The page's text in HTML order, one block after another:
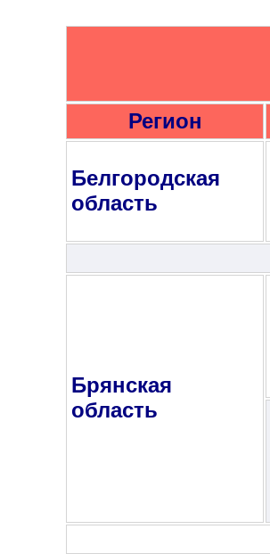
Регион
Белгородская
область
Брянская
область